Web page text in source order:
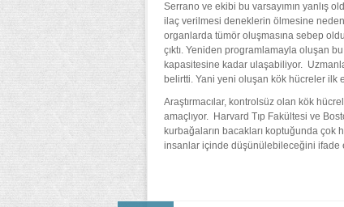
Serrano ve ekibi bu varsayımın yanlış
ilaç verilmesi deneklerin ölmesine
organlarda tümör oluşmasına sebep
çıktı. Yeniden programlamayla oluşan
kapasitesine kadar ulaşabiliyor.
belirtti. Yani yeni oluşan kök hücreler ilk
Araştırmacılar, kontrolsüz olan kök
amaçlıyor. Harvard Tıp Fakültesi ve
kurbağaların bacakları koptuğunda çok
insanlar içinde düşünülebileceğini ifade